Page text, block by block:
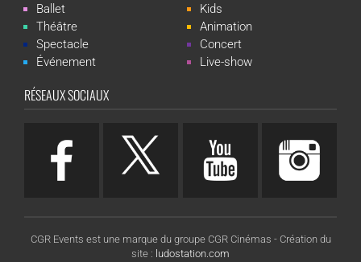
Ballet
Théâtre
Spectacle
Événement
Kids
Animation
Concert
Live-show
RÉSEAUX SOCIAUX
CGR Events est une marque du groupe CGR Cinémas - Création du
site : ludostation.com